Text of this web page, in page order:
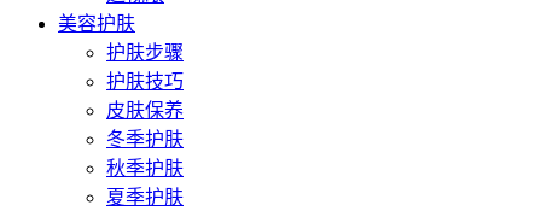
美容护肤
护肤步骤
护肤技巧
皮肤保养
冬季护肤
秋季护肤
夏季护肤